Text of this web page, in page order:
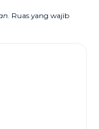
Ruas yang wajib